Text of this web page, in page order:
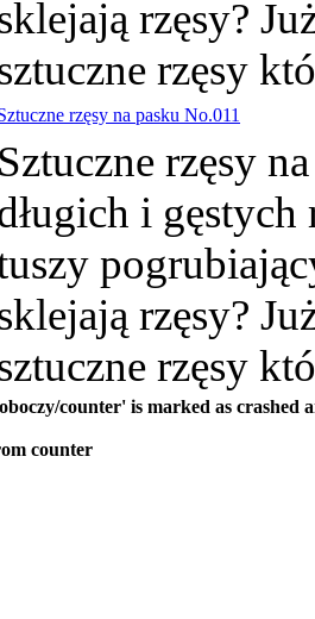
rzęsy?
rzęsy
rzęsy na pasku No.011
Sztuczne rzęsy
i gęstych
rzęsy?
rzęsy
counter' is marked as crashed
counter